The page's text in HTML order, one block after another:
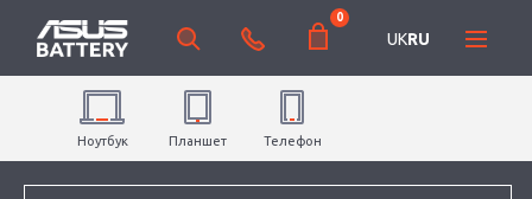
0
UKRU
Ноутбук Планшет Телефон